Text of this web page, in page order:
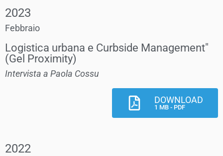
2023
Febbraio
Logistica urbana e Curbside Management"
(Gel Proximity)
Intervista a Paola Cossu
DOWNLOAD
1 MB - PDF
2022